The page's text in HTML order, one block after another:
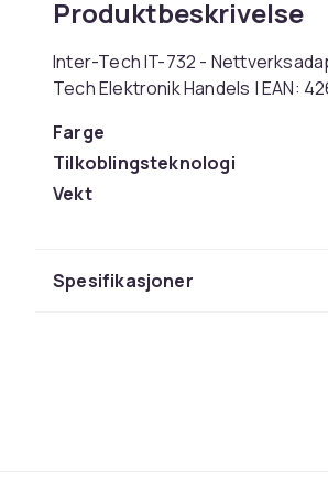
Produktbeskrivelse
Inter-Tech IT-732 -
Tech Elektronik Handels | EAN:
Farge
Tilkoblingsteknologi
Vekt
Produktsikkerhetsinformasjon
Spesifikasjoner